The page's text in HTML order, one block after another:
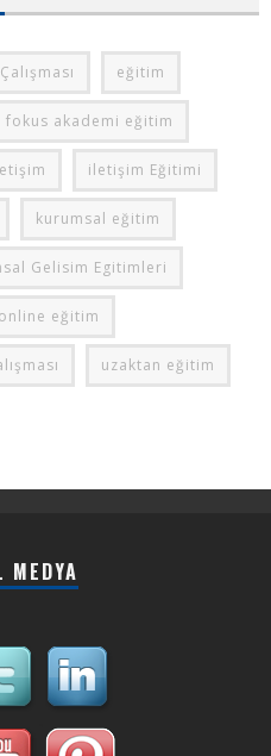
eğitim
fokus akademi eğitim
iletişim Eğitimi
kurumsal eğitim
Gelisim Egitimleri
online eğitim
uzaktan eğitim
MEDYA